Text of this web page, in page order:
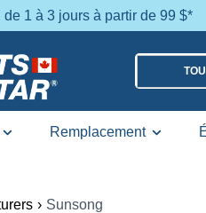
1 à 3 jours à partir de 99 $*
Remplacement
› Sunsong